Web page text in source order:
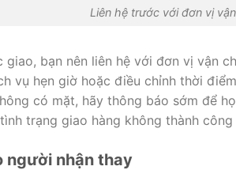
Liên hệ trước với đơn vị
giao, bạn nên liên hệ với đơn vị vận
vụ hẹn giờ hoặc điều chỉnh thời
có mặt, hãy thông báo sớm để
trạng giao hàng không thành công
người nhận thay